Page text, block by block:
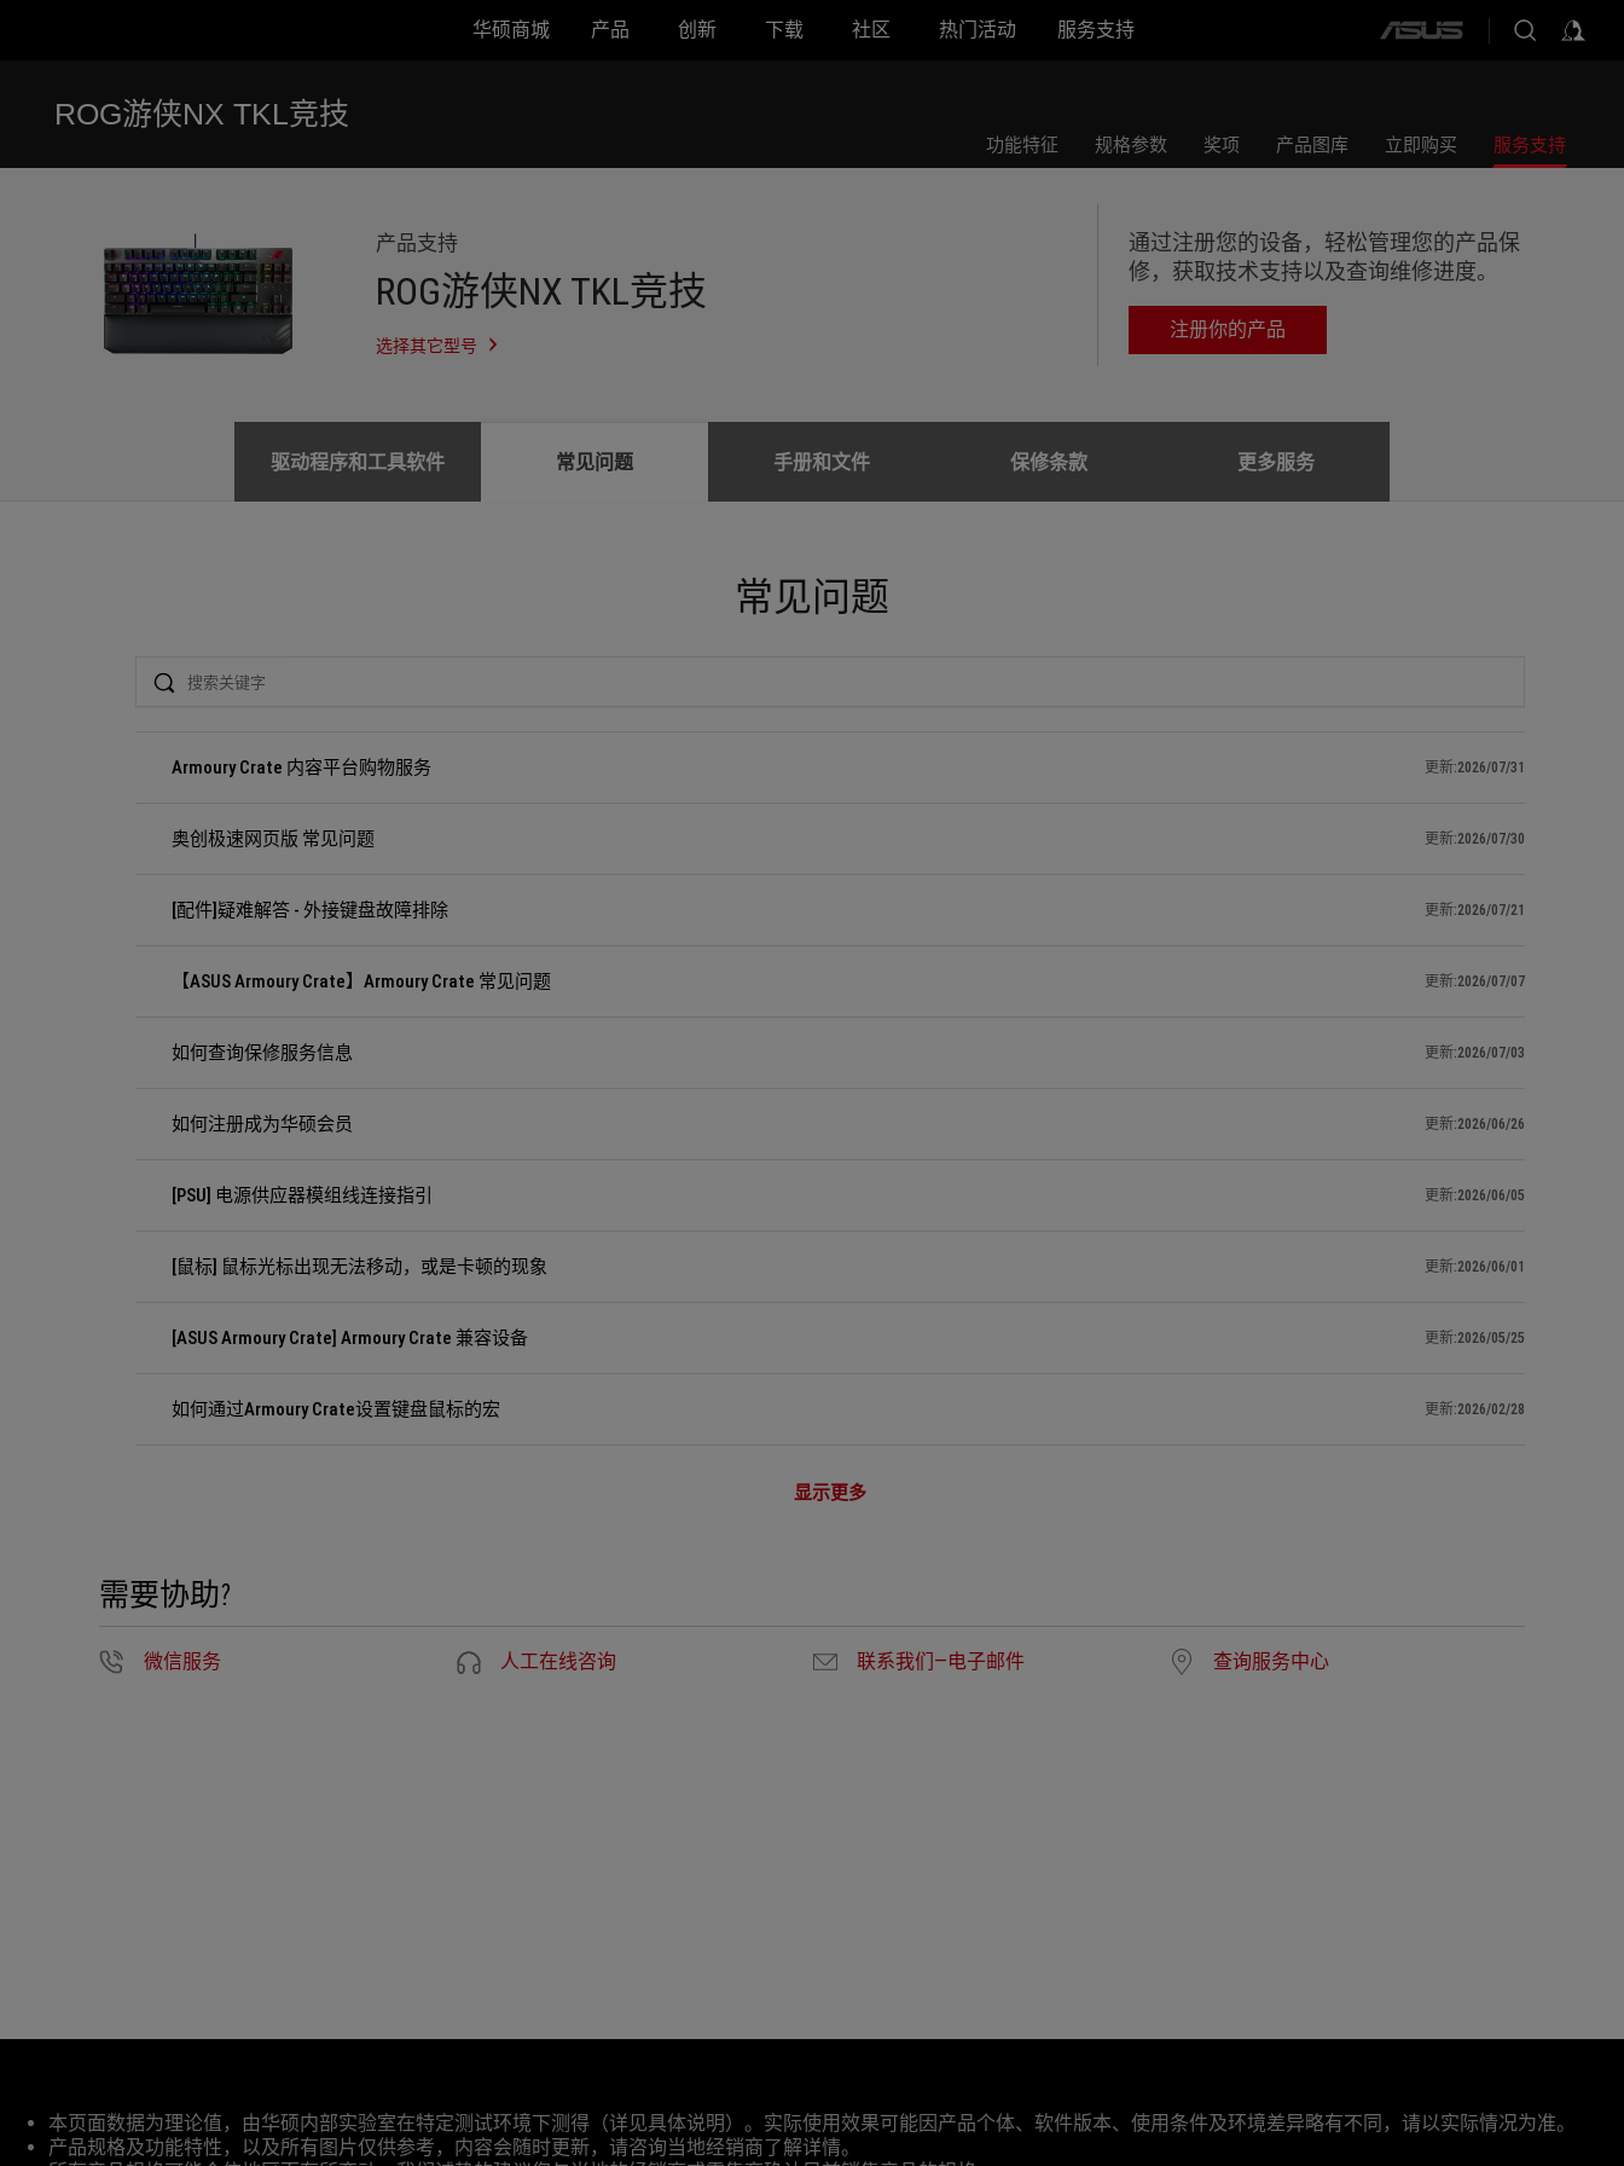
华硕商城 产品 创新 下载 社区 热门活动 服务支持
ASUS
ROG游侠NX TKL竞技
服
功能特征 规格参数 奖项 产品图库 立即购买 服务支持
产品支持
ROG游侠NX TKL竞技
选择其它型号
通过注册您的设备，轻松管理您的产品保
修，获取技术支持以及查询维修进度。
注册你的产品
驱动程序和工具软件 常见问题 手册和文件 保修条款 更多服务
常见问题
Armoury Crate 内容平台购物服务 更新:2026/07/31
奥创极速网页版 常见问题 更新:2026/07/30
[配件]疑难解答 - 外接键盘故障排除 更新:2026/07/21
【ASUS Armoury Crate】Armoury Crate 常见问题 更新:2026/07/07
如何查询保修服务信息 更新:2026/07/03
如何注册成为华硕会员 更新:2026/06/26
[PSU] 电源供应器模组线连接指引 更新:2026/06/05
[鼠标] 鼠标光标出现无法移动，或是卡顿的现象 更新:2026/06/01
[ASUS Armoury Crate] Armoury Crate 兼容设备 更新:2026/05/25
如何通过Armoury Crate设置键盘鼠标的宏 更新:2026/02/28
显示更多
需要协助?
微信服务 人工在线咨询 联系我们—电子邮件 查询服务中心
免
责
本页面数据为理论值，由华硕内部实验室在特定测试环境下测得（详见具体说明）。实际使用效果可能因产品个体、软件版本、使用条件及环境差异略有不同，请以实际情况为准。
产品规格及功能特性，以及所有图片仅供参考，内容会随时更新，请咨询当地经销商了解详情。